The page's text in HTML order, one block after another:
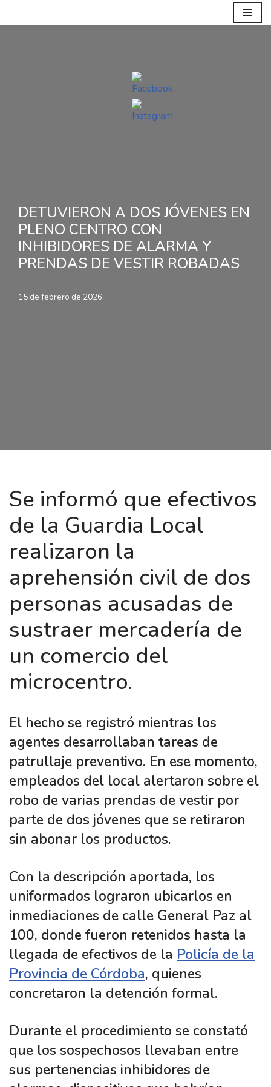
DETUVIERON A DOS JÓVENES EN
PLENO CENTRO CON
INHIBIDORES DE ALARMA Y
PRENDAS DE VESTIR ROBADAS
15 de febrero de 2026
Se informó que efectivos
de la Guardia Local
realizaron la
aprehensión civil de dos
personas acusadas de
sustraer mercadería de
un comercio del
microcentro.
El hecho se registró mientras los
agentes desarrollaban tareas de
patrullaje preventivo. En ese momento,
empleados del local alertaron sobre el
robo de varias prendas de vestir por
parte de dos jóvenes que se retiraron
sin abonar los productos.
Con la descripción aportada, los
uniformados lograron ubicarlos en
inmediaciones de calle General Paz al
100, donde fueron retenidos hasta la
llegada de efectivos de la Policía de la
Provincia de Córdoba, quienes
concretaron la detención formal.
Durante el procedimiento se constató
que los sospechosos llevaban entre
sus pertenencias inhibidores de